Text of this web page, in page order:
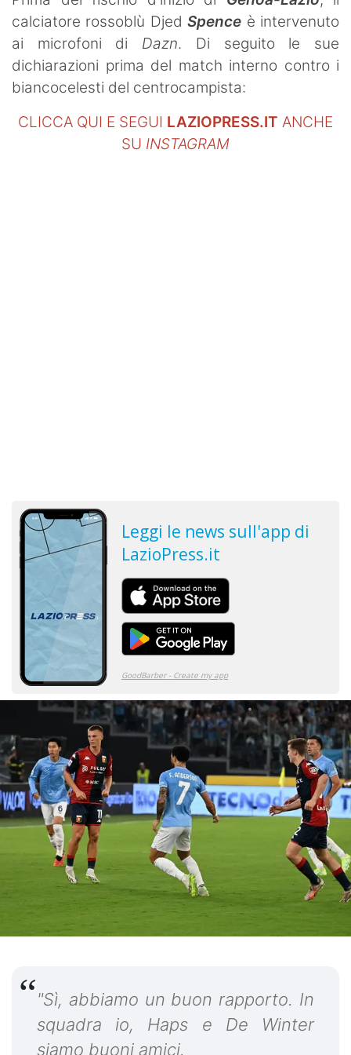
calciatore rossoblù DjedSpence è intervenuto
ai microfoni di Dazn. Di seguito le sue
dichiarazioni prima del match interno contro i
biancocelesti del centrocampista:
CLICCA QUI E SEGUI LAZIOPRESS.IT ANCHE
SU INSTAGRAM
"Sì, abbiamo un buon rapporto. In
squadra io, Haps e De Winter
siamo buoni amici.